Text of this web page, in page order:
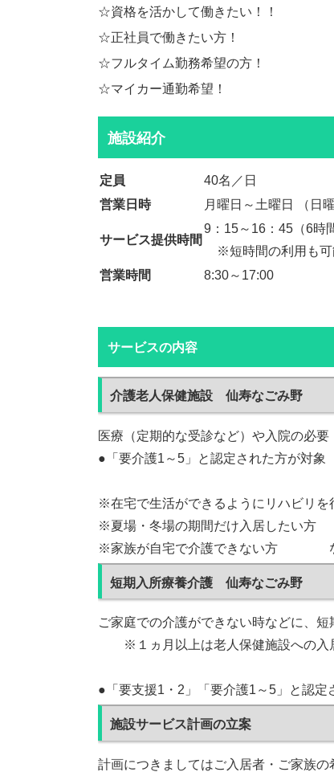
☆資格を活かして働きたい！！
☆正社員で働きたい方！
☆フルタイム勤務希望の方！
☆マイカー通勤希望！
施設紹介
定員
40名／日
営業日時
月曜日～土曜日 （日
サービス提供時間
9：15～16：45（6時
※短時間の利用も可
営業時間
8:30～17:00
サービスの内容
介護老人保健施設 仙寿なごみ野
医療（定期的な受診など）や入院の必
●「要介護1～5」と認定された方が対象
※在宅で生活ができるようにリハビリを
※夏場・冬場の期間だけ入居したい方
※家族が自宅で介護できない方
短期入所療養介護 仙寿なごみ野
ご家庭での介護ができない時などに、
※１ヵ月以上は老人保健施設への入
●「要支援1・2」「要介護1～5」と認定
施設サービス計画の立案
計画につきましてはご入居者・ご家族の